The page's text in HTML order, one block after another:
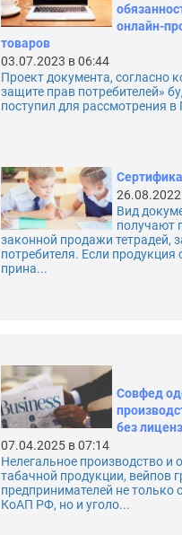
онлайн-
товаров
03.07.2023 в 06:44
Проект документа, согласно
защите прав потребителей»
поступил для рассмотрения в
Вид
получают
законной продажи тетрадей,
потребителя. Если
прина...
Совфед
без
07.04.2025 в 07:14
Нелегальное производство и
табачной продукции, вейпов
предпринимателей не только
КоАП РФ, но и уголо...